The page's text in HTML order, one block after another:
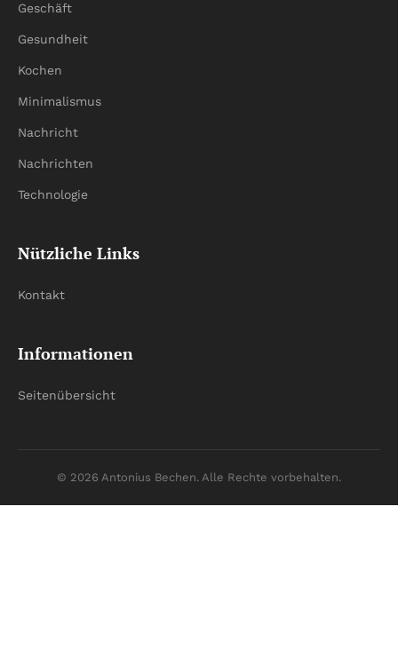
Geschäft
Gesundheit
Kochen
Minimalismus
Nachricht
Nachrichten
Technologie
Nützliche Links
Kontakt
Informationen
Seitenübersicht
© 2026 Antonius Bechen. Alle Rechte vorbehalten.